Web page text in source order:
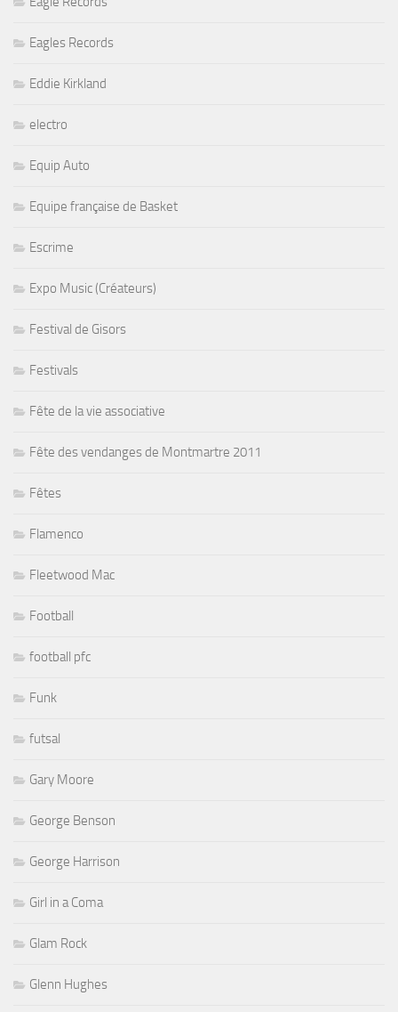
Eagles Records
Eddie Kirkland
electro
Equip Auto
Equipe française de Basket
Escrime
Expo Music (Créateurs)
Festival de Gisors
Festivals
Fête de la vie associative
Fête des vendanges de Montmartre 2011
Fêtes
Flamenco
Fleetwood Mac
Football
football pfc
Funk
futsal
Gary Moore
George Benson
George Harrison
Girl in a Coma
Glam Rock
Glenn Hughes